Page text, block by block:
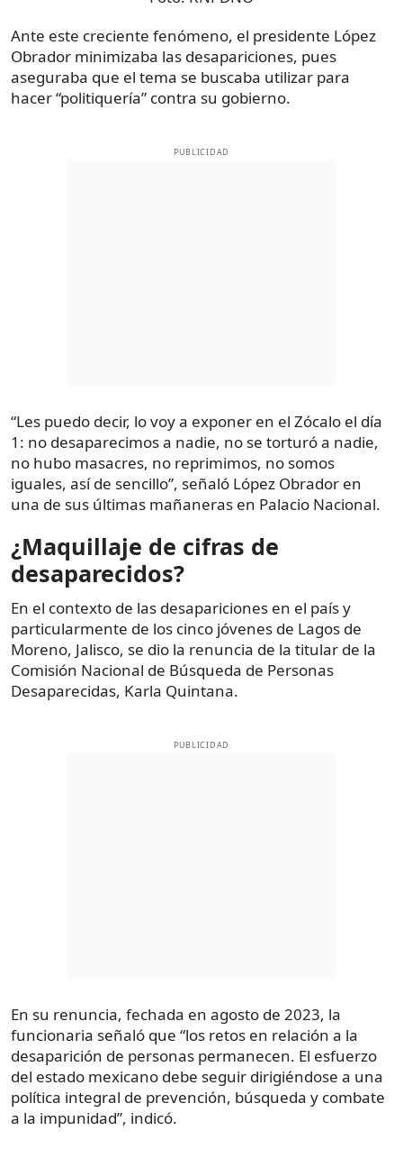
Ante este creciente fenómeno, el presidente López
Obrador minimizaba las desapariciones, pues
aseguraba que el tema se buscaba utilizar para
hacer “politiquería” contra su gobierno.
PUBLICIDAD
“Les puedo decir, lo voy a exponer en el Zócalo el día
1: no desaparecimos a nadie, no se torturó a nadie,
no hubo masacres, no reprimimos, no somos
iguales, así de sencillo”, señaló López Obrador en
una de sus últimas mañaneras en Palacio Nacional.
¿Maquillaje de cifras de
desaparecidos?
En el contexto de las desapariciones en el país y
particularmente de los cinco jóvenes de Lagos de
Moreno, Jalisco, se dio la renuncia de la titular de la
Comisión Nacional de Búsqueda de Personas
Desaparecidas, Karla Quintana.
PUBLICIDAD
En su renuncia, fechada en agosto de 2023, la
funcionaria señaló que “los retos en relación a la
desaparición de personas permanecen. El esfuerzo
del estado mexicano debe seguir dirigiéndose a una
política integral de prevención, búsqueda y combate
a la impunidad”, indicó.